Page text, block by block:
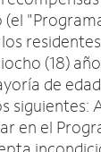
Mobile
c
o
n
t
r
a
d
a
residentes
(18)
de
siguientes:
en el